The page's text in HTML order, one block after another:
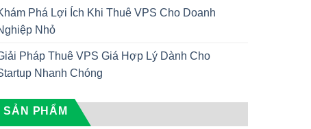
Phá Lợi Ích Khi Thuê VPS Cho Doanh
Nhỏ
Pháp Thuê VPS Giá Hợp Lý Dành Cho
Nhanh Chóng
SẢN PHẨM